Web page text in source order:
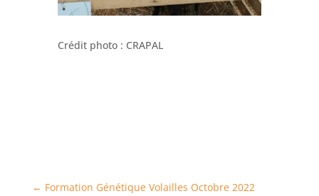
Crédit photo : CRAPAL
← Formation Génétique Volailles Octobre 2022